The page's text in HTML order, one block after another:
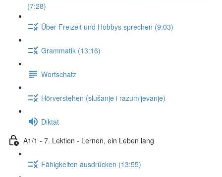
(7:28)
Über Freizeit und Hobbys sprechen (9:03)
Grammatik (13:16)
Wortschatz
Hörverstehen (slušanje i razumijevanje)
Diktat
A1/1 - 7. Lektion - Lernen, ein Leben lang
Fähigkeiten ausdrücken (13:55)